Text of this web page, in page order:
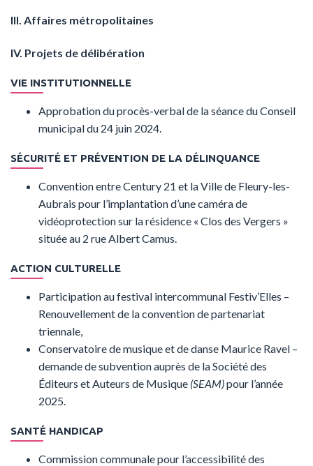
III. Affaires métropolitaines
IV. Projets de délibération
VIE INSTITUTIONNELLE
Approbation du procès-verbal de la séance du Conseil
municipal du 24 juin 2024.
SÉCURITÉ ET PRÉVENTION DE LA DÉLINQUANCE
Convention entre Century 21 et la Ville de Fleury-les-
Aubrais pour l’implantation d’une caméra de
vidéoprotection sur la résidence « Clos des Vergers »
située au 2 rue Albert Camus.
ACTION CULTURELLE
Participation au festival intercommunal Festiv’Elles –
Renouvellement de la convention de partenariat
triennale,
Conservatoire de musique et de danse Maurice Ravel –
demande de subvention auprès de la Société des
Éditeurs et Auteurs de Musique (SEAM)pour l’année
2025.
SANTÉ HANDICAP
Commission communale pour l’accessibilité des